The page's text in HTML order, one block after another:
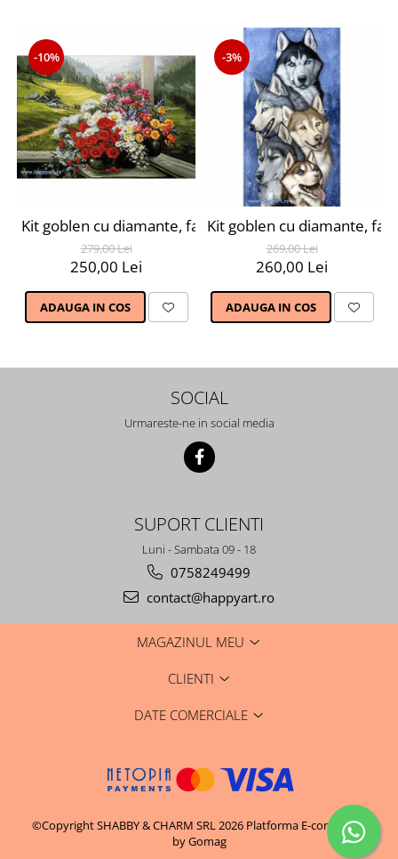
-10%
Kit goblen cu diamante, fara sasiu, Buchet alpin,
279,00 Lei
250,00 Lei
ADAUGA IN COS
-3%
Kit goblen cu diamante,
269,00 Lei
260,00 Lei
ADAUGA IN COS
SOCIAL
Urmareste-ne in social media
SUPORT CLIENTI
Luni - Sambata 09 - 18
0758249499
contact@happyart.ro
MAGAZINUL MEU
CLIENTI
DATE COMERCIALE
©Copyright SHABBY & CHARM SRL 2026 Platforma E-commerce
by Gomag